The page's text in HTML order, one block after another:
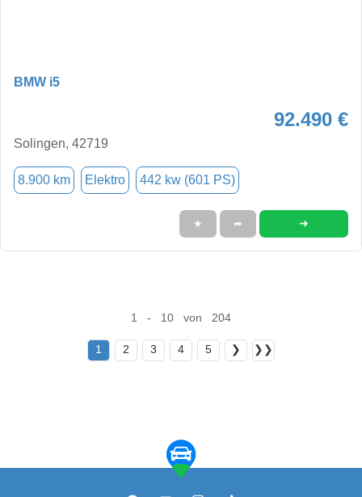
BMW i5
92.490 €
Solingen, 42719
8.900 km Elektro 442 kw (601 PS)
★ ➦ ➜
1 - 10 von 204
1 2 3 4 5 ❯ ❯❯